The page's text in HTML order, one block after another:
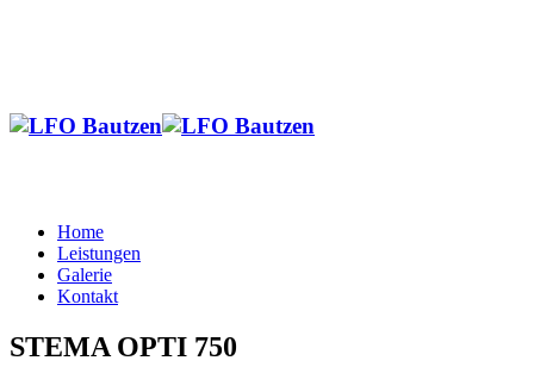
Home
Leistungen
Galerie
Kontakt
STEMA OPTI 750